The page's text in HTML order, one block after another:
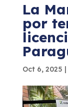
La
por
Oct 6, 2025 |